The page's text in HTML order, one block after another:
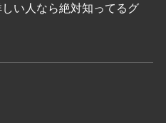
い人なら絶対知ってるグ